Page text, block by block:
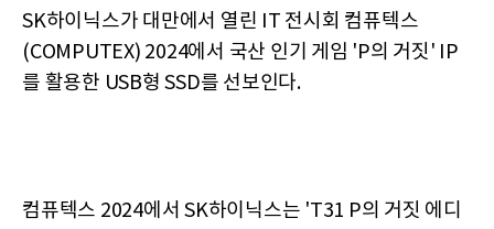
SK하이닉스가 대만에서 열린 IT 전시회 컴퓨텍스
(COMPUTEX) 2024에서 국산 인기 게임 'P의 거짓' IP
를 활용한 USB형 SSD를 선보인다.
컴퓨텍스 2024에서 SK하이닉스는 'T31 P의 거짓 에디